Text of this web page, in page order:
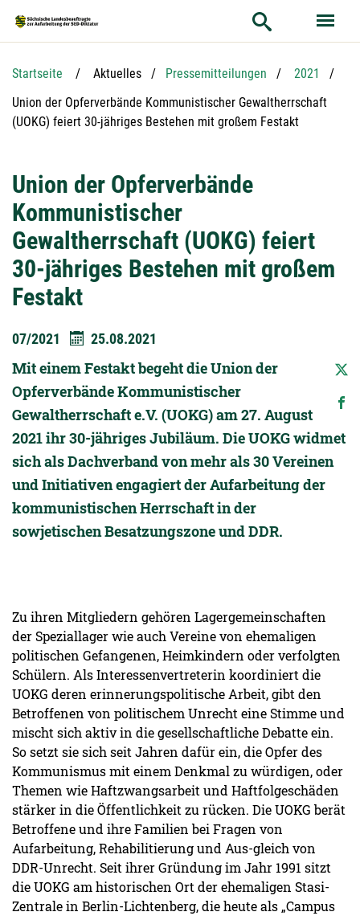
Service
Startseite Aktuelles Pressemitteilungen
2021
Aktuelle Seite:
Union der Opferverbände Kommunistischer Gewaltherrschaft
(UOKG) feiert 30-jähriges Bestehen mit großem Festakt
Union der Opferverbände
Kommunistischer
Gewaltherrschaft (UOKG) feiert
30-jähriges Bestehen mit großem
Festakt
07/2021 25.08.2021
Mit einem Festakt begeht die Union der
Opferverbände Kommunistischer
Gewaltherrschaft e.V. (UOKG) am 27. August
2021 ihr 30-jähriges Jubiläum. Die UOKG widmet
sich als Dachverband von mehr als 30 Vereinen
und Initiativen engagiert der Aufarbeitung der
kommunistischen Herrschaft in der
sowjetischen Besatzungszone und DDR.
Zu ihren Mitgliedern gehören Lagergemeinschaften
der Speziallager wie auch Vereine von ehemaligen
politischen Gefangenen, Heimkindern oder verfolgten
Schülern. Als Interessenvertreterin koordiniert die
UOKG deren erinnerungspolitische Arbeit, gibt den
Betroffenen von politischem Unrecht eine Stimme und
mischt sich aktiv in die gesellschaftliche Debatte ein.
So setzt sie sich seit Jahren dafür ein, die Opfer des
Kommunismus mit einem Denkmal zu würdigen, oder
Themen wie Haftzwangsarbeit und Haftfolgeschäden
stärker in die Öffentlichkeit zu rücken. Die UOKG berät
Betroffene und ihre Familien bei Fragen von
Aufarbeitung, Rehabilitierung und Aus-gleich von
DDR-Unrecht. Seit ihrer Gründung im Jahr 1991 sitzt
die UOKG am historischen Ort der ehemaligen Stasi-
Zentrale in Berlin-Lichtenberg, die heute als „Campus